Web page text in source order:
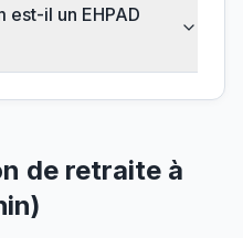
est-il un EHPAD
de retraite à
)